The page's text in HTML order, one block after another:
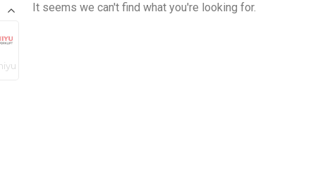
It seems we can't find what you're looking for.